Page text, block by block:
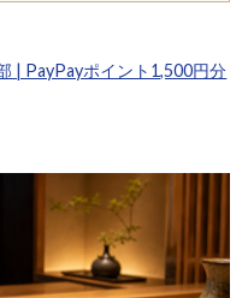
| PayPayポイント1,500円分